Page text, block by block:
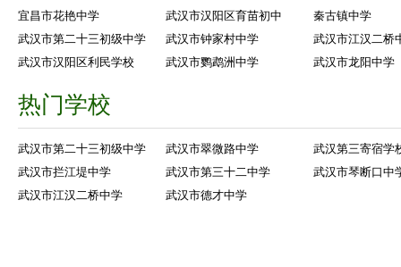
宜昌市花艳中学
武汉市汉阳区育苗初中
秦古镇中学
武汉市第二十三初级中学
武汉市钟家村中学
武汉市江汉二桥
武汉市汉阳区利民学校
武汉市鹦鹉洲中学 武汉市龙阳中学
热门学校
武汉市第二十三初级中学 武汉市翠微路中学
武汉第三寄宿学
武汉市拦江堤中学
武汉市第三十二中学
武汉市琴断口中
武汉市江汉二桥中学
武汉市德才中学